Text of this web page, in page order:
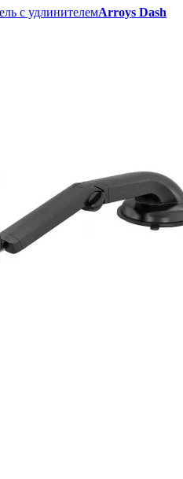
с удлинителемArroys Dash